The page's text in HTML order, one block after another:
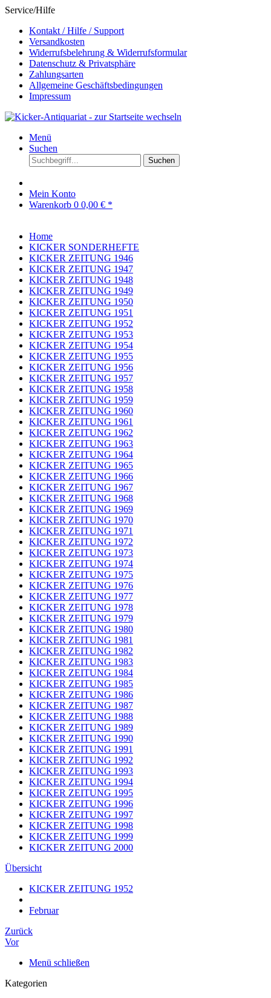
Service/Hilfe
Kontakt / Hilfe / Support
Versandkosten
Widerrufsbelehrung & Widerrufsformular
Datenschutz & Privatsphäre
Zahlungsarten
Allgemeine Geschäftsbedingungen
Impressum
Menü
Suchen
Suchen
Mein Konto
Warenkorb 0 0,00 € *
Home
KICKER SONDERHEFTE
KICKER ZEITUNG 1946
KICKER ZEITUNG 1947
KICKER ZEITUNG 1948
KICKER ZEITUNG 1949
KICKER ZEITUNG 1950
KICKER ZEITUNG 1951
KICKER ZEITUNG 1952
KICKER ZEITUNG 1953
KICKER ZEITUNG 1954
KICKER ZEITUNG 1955
KICKER ZEITUNG 1956
KICKER ZEITUNG 1957
KICKER ZEITUNG 1958
KICKER ZEITUNG 1959
KICKER ZEITUNG 1960
KICKER ZEITUNG 1961
KICKER ZEITUNG 1962
KICKER ZEITUNG 1963
KICKER ZEITUNG 1964
KICKER ZEITUNG 1965
KICKER ZEITUNG 1966
KICKER ZEITUNG 1967
KICKER ZEITUNG 1968
KICKER ZEITUNG 1969
KICKER ZEITUNG 1970
KICKER ZEITUNG 1971
KICKER ZEITUNG 1972
KICKER ZEITUNG 1973
KICKER ZEITUNG 1974
KICKER ZEITUNG 1975
KICKER ZEITUNG 1976
KICKER ZEITUNG 1977
KICKER ZEITUNG 1978
KICKER ZEITUNG 1979
KICKER ZEITUNG 1980
KICKER ZEITUNG 1981
KICKER ZEITUNG 1982
KICKER ZEITUNG 1983
KICKER ZEITUNG 1984
KICKER ZEITUNG 1985
KICKER ZEITUNG 1986
KICKER ZEITUNG 1987
KICKER ZEITUNG 1988
KICKER ZEITUNG 1989
KICKER ZEITUNG 1990
KICKER ZEITUNG 1991
KICKER ZEITUNG 1992
KICKER ZEITUNG 1993
KICKER ZEITUNG 1994
KICKER ZEITUNG 1995
KICKER ZEITUNG 1996
KICKER ZEITUNG 1997
KICKER ZEITUNG 1998
KICKER ZEITUNG 1999
KICKER ZEITUNG 2000
Übersicht
KICKER ZEITUNG 1952
Februar
Zurück
Vor
Menü schließen
Kategorien